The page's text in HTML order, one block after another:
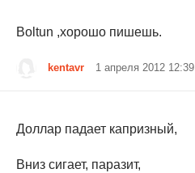
Boltun ,хорошо пишешь.
kentavr 1 апреля 2012 12:39
Доллар падает капризный,
Вниз сигает, паразит,